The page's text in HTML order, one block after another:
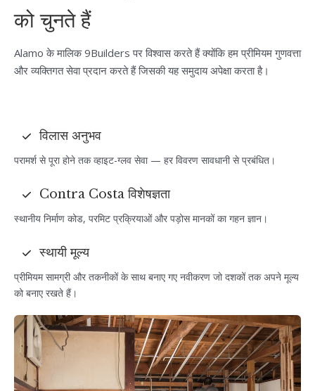
को चुनते हैं
Alamo के मालिक 9Builders पर विश्वास करते हैं क्योंकि हम प्रीमियम गुणवत्ता
और व्यक्तिगत सेवा प्रदान करते हैं जिसकी यह समुदाय अपेक्षा करता है।
विलास अनुभव
परामर्श से पूरा होने तक व्हाइट-ग्लव सेवा — हर विवरण सावधानी से प्रबंधित।
Contra Costa विशेषज्ञता
स्थानीय निर्माण कोड, परमिट प्रक्रियाओं और पड़ोस मानकों का गहन ज्ञान।
स्थायी मूल्य
प्रीमियम सामग्री और तकनीकों के साथ बनाए गए नवीकरण जो दशकों तक अपने मूल्य
को बनाए रखते हैं।